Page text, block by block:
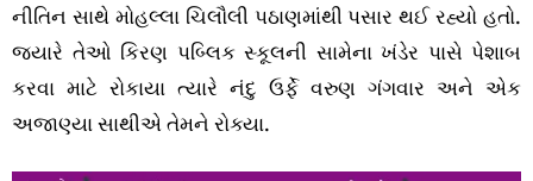
નીતિન સાથે મોહલ્લા ચિલૌલી પઠાણમાંથી પસાર થઈ રહ્યો હતો.
જ્યારે તેઓ કિરણ પબ્લિક સ્કૂલની સામેના ખંડેર પાસે પેશાબ
કરવા માટે રોકાયા ત્યારે નંદુ ઉર્ફે વરુણ ગંગવાર અને એક
અજાણ્યા સાથીએ તેમને રોક્યા.